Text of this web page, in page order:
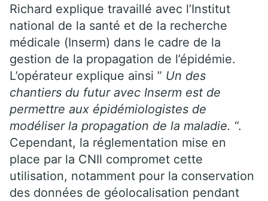
Richard explique travaillé avec l’Institut
national de la santé et de la recherche
médicale (Inserm) dans le cadre de la
gestion de la propagation de l’épidémie.
L’opérateur explique ainsi ” Un des
chantiers du futur avec Inserm est de
permettre aux épidémiologistes de
modéliser la propagation de la maladie. “.
Cependant, la réglementation mise en
place par la CNIl compromet cette
utilisation, notamment pour la conservation
des données de géolocalisation pendant